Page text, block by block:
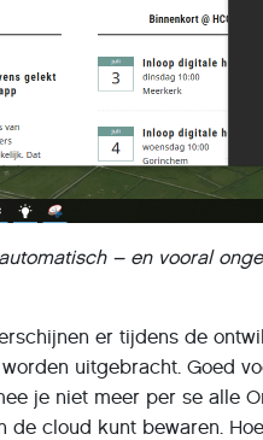
– en vooral
er tijdens de
uitgebracht. Goed
je niet meer per se alle
de cloud kunt bewaren.